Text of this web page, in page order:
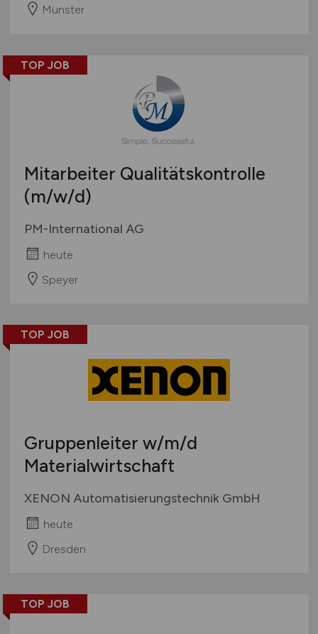
Münster
TOP JOB
Mitarbeiter Qualitätskontrolle
(m/w/d)
PM-International AG
heute
Speyer
TOP JOB
Gruppenleiter w/m/d
Materialwirtschaft
XENON Automatisierungstechnik GmbH
heute
Dresden
TOP JOB